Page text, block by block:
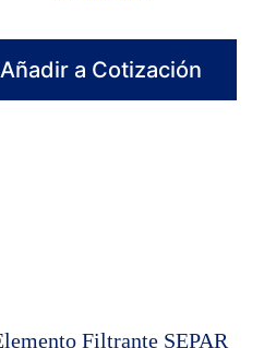
Añadir a Cotización